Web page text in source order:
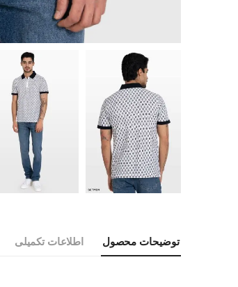
توضیحات محصول اطلاعات تکمیلی